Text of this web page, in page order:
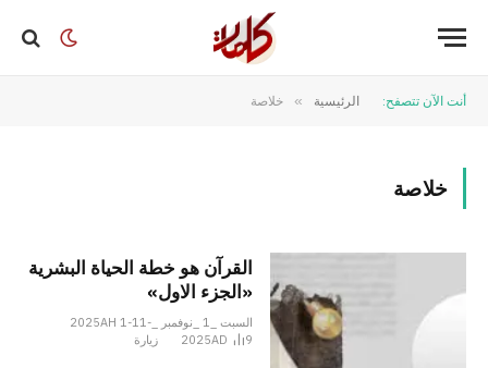
أنت الآن تتصفح: الرئيسية » خلاصة
خلاصة
القرآن هو خطة الحياة البشرية
«الجزء الاول»
السبت _1 _نوفمبر _2025AH 1-11-
2025AD
9 زيارة